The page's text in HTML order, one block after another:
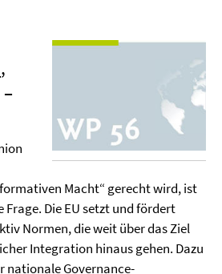
,
–
Macht“ gerecht wird, ist
Die EU setzt und fördert
Normen, die weit über das Ziel
Integration hinaus gehen. Dazu
nationale Governance-